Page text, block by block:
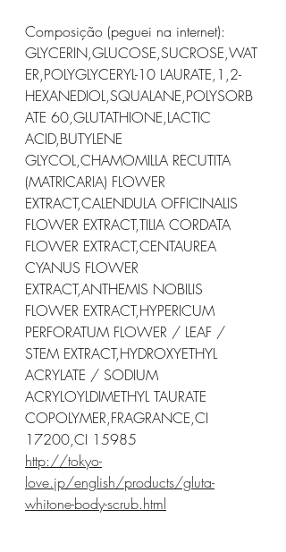
Composição (peguei na internet):
GLYCERIN,GLUCOSE,SUCROSE,WAT
ER,POLYGLYCERYL-10 LAURATE,1,2-
HEXANEDIOL,SQUALANE,POLYSORB
ATE 60,GLUTATHIONE,LACTIC
ACID,BUTYLENE
GLYCOL,CHAMOMILLA RECUTITA
(MATRICARIA) FLOWER
EXTRACT,CALENDULA OFFICINALIS
FLOWER EXTRACT,TILIA CORDATA
FLOWER EXTRACT,CENTAUREA
CYANUS FLOWER
EXTRACT,ANTHEMIS NOBILIS
FLOWER EXTRACT,HYPERICUM
PERFORATUM FLOWER / LEAF /
STEM EXTRACT,HYDROXYETHYL
ACRYLATE / SODIUM
ACRYLOYLDIMETHYL TAURATE
COPOLYMER,FRAGRANCE,CI
17200,CI 15985
http://tokyo-
love.jp/english/products/gluta-
whitone-body-scrub.html